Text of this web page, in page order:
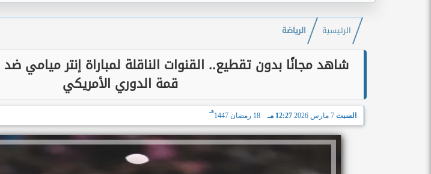
الرئيسية الرياضة
شاهد مجانًا بدون تقطيع.. القنوات الناقلة لمباراة إنتر
قمة الدوري الأمريكي
السبت 7 مارس 2026 12:27 مـ 18 رمضان 1447
هـ